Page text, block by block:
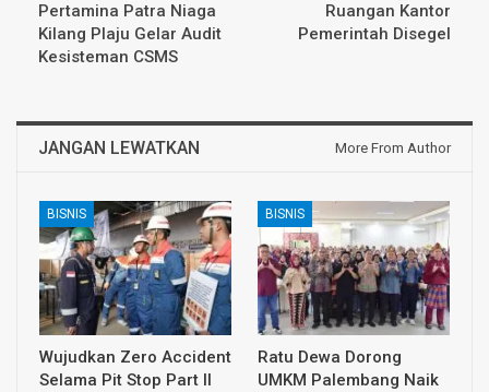
Pertamina Patra Niaga
Kilang Plaju Gelar Audit
Kesisteman CSMS
Ruangan Kantor
Pemerintah Disegel
JANGAN LEWATKAN More From Author
BISNIS
Wujudkan Zero Accident
Selama Pit Stop Part II
BISNIS
Ratu Dewa Dorong
UMKM Palembang Naik